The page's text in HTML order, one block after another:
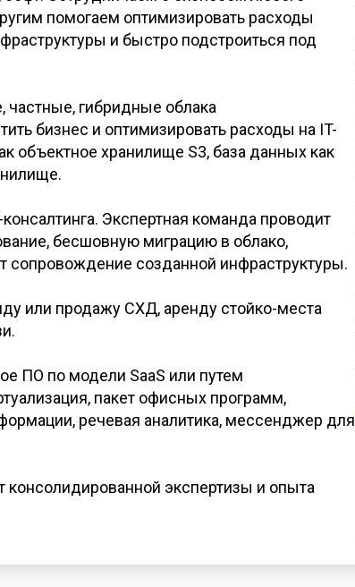
помогаем оптимизировать расходы
и быстро подстроиться под
частные, гибридные облака
бизнес и оптимизировать расходы на IT-
объектное хранилище S3, база данных как
Экспертная команда проводит
бесшовную миграцию в облако,
сопровождение созданной инфраструктуры.
или продажу СХД, аренду стойко-места
ПО по модели SaaS или путем
пакет офисных программ,
речевая аналитика, мессенджер для
консолидированной экспертизы и опыта